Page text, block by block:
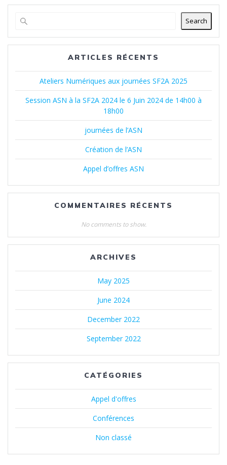
Search
ARTICLES RÉCENTS
Ateliers Numériques aux journées SF2A 2025
Session ASN à la SF2A 2024 le 6 Juin 2024 de 14h00 à
18h00
journées de l’ASN
Création de l’ASN
Appel d’offres ASN
COMMENTAIRES RÉCENTS
No comments to show.
ARCHIVES
May 2025
June 2024
December 2022
September 2022
CATÉGORIES
Appel d'offres
Conférences
Non classé